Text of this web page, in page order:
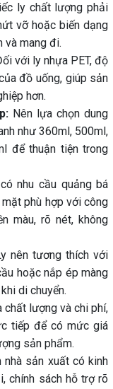
ly chất lượng phải
vỡ hoặc biến dạng
và mang đi.
với ly nhựa PET, độ
đồ uống, giúp sản
hơn.
Nên lựa chọn dung
như 360ml, 500ml,
để thuận tiện trong
nhu cầu quảng bá
phù hợp với công
màu, rõ nét, không
nên tương thích với
hoặc nắp ép màng
di chuyển.
chất lượng và chi phí,
tiếp để có mức giá
sản phẩm.
nhà sản xuất có kinh
chính sách hỗ trợ rõ